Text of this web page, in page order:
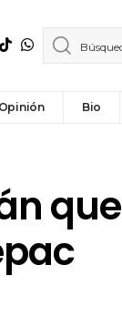
Opinión Bio
que